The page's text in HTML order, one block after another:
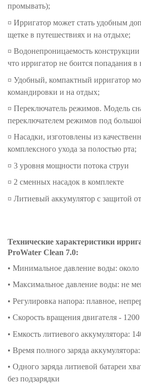
промывать);
¤ Ирригатор может стать удобным
щетке в путешествиях и на отдыхе;
¤ Водонепроницаемость конструкции
что ирригатор не боится попадания в
¤ Удобный, компактный ирригатор
командировки и на отдых;
¤ Переключатель режимов. Модель
переключателем режимов под
¤ Насадки, изготовлены из
комплексного ухода за полостью рта;
¤ 3 уровня мощности потока струи
¤ 2 сменных насадок в комплекте
¤ Литиевый аккумулятор с защитой от
Технические характеристики
ProWater Clean 7.0:
• Минимальное давление воды:
• Максимальное давление воды: не
• Регулировка напора: плавное,
• Скорость вращения двигателя -
• Емкость литиевого аккумулятора:
• Время полного заряда
• Одного заряда литиевой батареи
без подзарядки